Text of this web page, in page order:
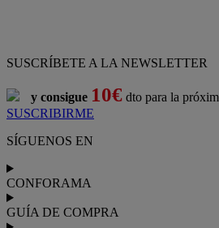
SUSCRÍBETE A LA NEWSLETTER
y consigue 10€ dto para la
SUSCRIBIRME
SÍGUENOS EN
CONFORAMA
GUÍA DE COMPRA